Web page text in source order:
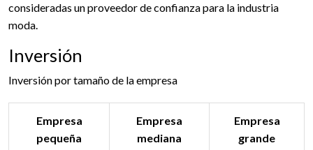
consideradas un proveedor de confianza para la industria
moda.
Inversión
Inversión por tamaño de la empresa
Empresa
pequeña
Empresa
mediana
Empresa
grande